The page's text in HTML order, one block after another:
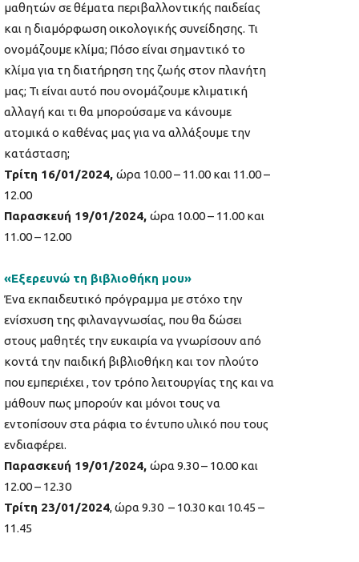
μαθητών σε θέματα περιβαλλοντικής παιδείας
και η διαμόρφωση οικολογικής συνείδησης. Τι
ονομάζουμε κλίμα; Πόσο είναι σημαντικό το
κλίμα για τη διατήρηση της ζωής στον πλανήτη
μας; Τι είναι αυτό που ονομάζουμε κλιματική
αλλαγή και τι θα μπορούσαμε να κάνουμε
ατομικά ο καθένας μας για να αλλάξουμε την
κατάσταση;
Τρίτη 16/01/2024, ώρα 10.00 – 11.00 και 11.00 –
12.00
Παρασκευή 19/01/2024, ώρα 10.00 – 11.00 και
11.00 – 12.00
«Εξερευνώ τη βιβλιοθήκη μου»
Ένα εκπαιδευτικό πρόγραμμα με στόχο την
ενίσχυση της φιλαναγνωσίας, που θα δώσει
στους μαθητές την ευκαιρία να γνωρίσουν από
κοντά την παιδική βιβλιοθήκη και τον πλούτο
που εμπεριέχει , τον τρόπο λειτουργίας της και να
μάθουν πως μπορούν και μόνοι τους να
εντοπίσουν στα ράφια το έντυπο υλικό που τους
ενδιαφέρει.
Παρασκευή 19/01/2024, ώρα 9.30 – 10.00 και
12.00 – 12.30
Τρίτη 23/01/2024, ώρα 9.30 – 10.30 και 10.45 –
11.45